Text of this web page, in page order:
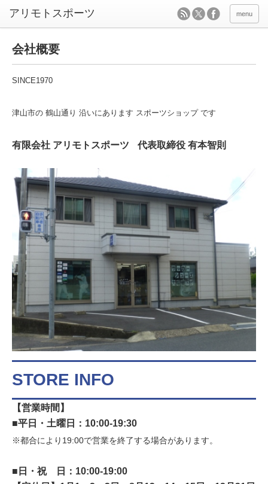
menu
会社概要
SINCE1970
津山市の 鶴山通り 沿いにあります スポーツショップ です
有限会社 アリモトスポーツ 代表取締役 有本智則
STORE INFO
【営業時間】
■平日・土曜日：10:00-19:30
※都合により19:00で営業を終了する場合があります。
■日・祝 日：10:00-19:00